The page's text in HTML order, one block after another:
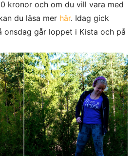
kronor och om du vill vara med
du läsa mer här. Idag gick
onsdag går loppet i Kista och på